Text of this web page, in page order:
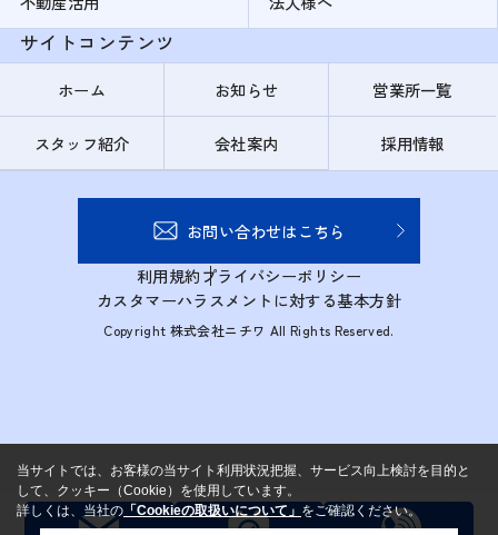
サイトコンテンツ
ホーム お知らせ 営業所一覧
スタッフ紹介 会社案内 採用情報
お問い合わせはこちら
利用規約プライバシーポリシー
カスタマーハラスメントに対する基本方針
Copyright 株式会社ニチワ All Rights Reserved.
当サイトでは、お客様の当サイト利用状況把握、サービス向上検討を目的と
して、クッキー（Cookie）を使用しています。
詳しくは、当社の 「Cookieの取扱いについて」 をご確認ください。